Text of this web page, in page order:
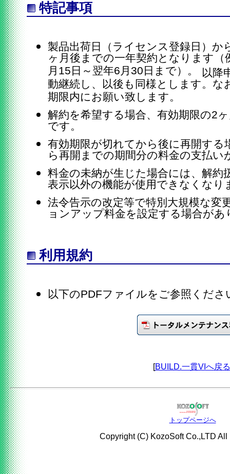
特記事項
製品出荷日（ライセンス登録日）か
ヶ月後までの一年契約となります（
月15日～翌年6月30日まで）。
以降
動継続し、以後も同様とします。な
期限内にお願い致します。
解約を希望する場合、有効期限の2
です。
有効期限が切れてから後に再開する
ら再開までの期間分の料金の支払い
料金の未納が生じた場合には、解約
表示以外の機能が使用できなくなり
法令告示の改定等で特別大規模な変
ョンアップ料金を設定する場合があ
利用規約
以下のPDFファイルをご参照くださ
[BUILD.一貫VIへ戻る
トップページへ
Copyright (C) KozoSoft Co.,LTD All